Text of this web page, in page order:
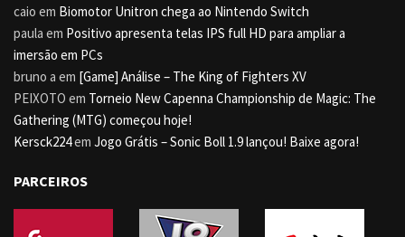
caio em Biomotor Unitron chega ao Nintendo Switch
paula em Positivo apresenta telas IPS full HD para ampliar a
imersão em PCs
bruno a em [Game] Análise – The King of Fighters XV
PEIXOTO em Torneio New Capenna Championship de Magic: The
Gathering (MTG) começou hoje!
Kersck224em Jogo Grátis – Sonic Boll 1.9 lançou! Baixe agora!
PARCEIROS